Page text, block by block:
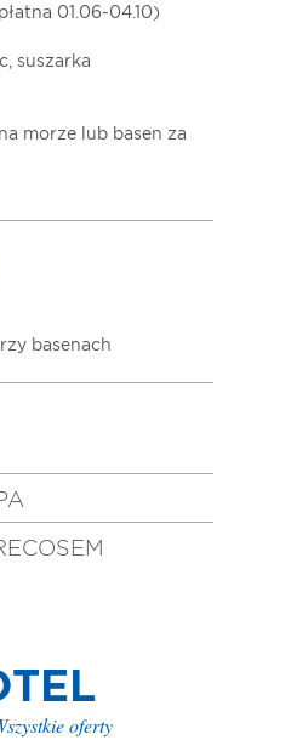
01.06-04.10)
suszarka
morze lub basen za
basenach
oferty